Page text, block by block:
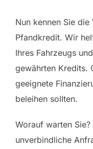
Nun kennen Sie
Pfandkredit. Wir
Ihres Fahrzeugs
gewährten Kredits.
geeignete
beleihen sollten.
Worauf warten
unverbindliche